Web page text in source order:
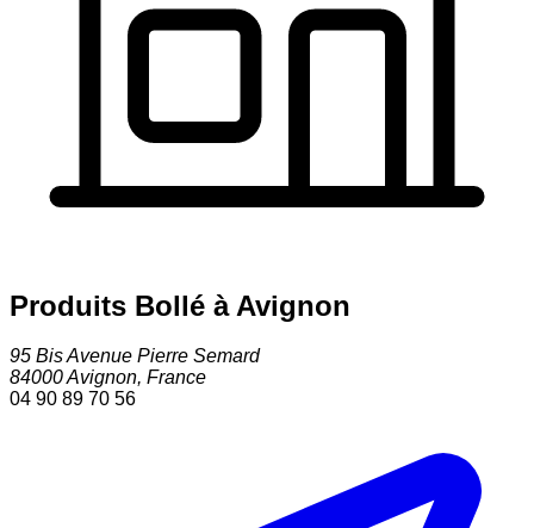
Produits Bollé à Avignon
95 Bis Avenue Pierre Semard
84000Avignon, France
04 90 89 70 56